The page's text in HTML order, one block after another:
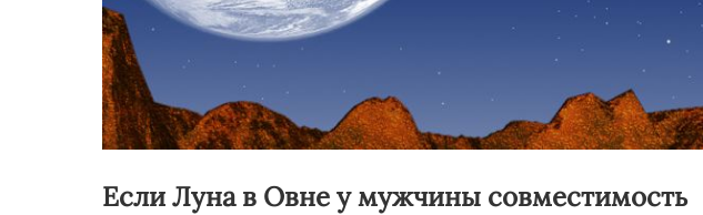
Если Луна в Овне у мужчины совместимость